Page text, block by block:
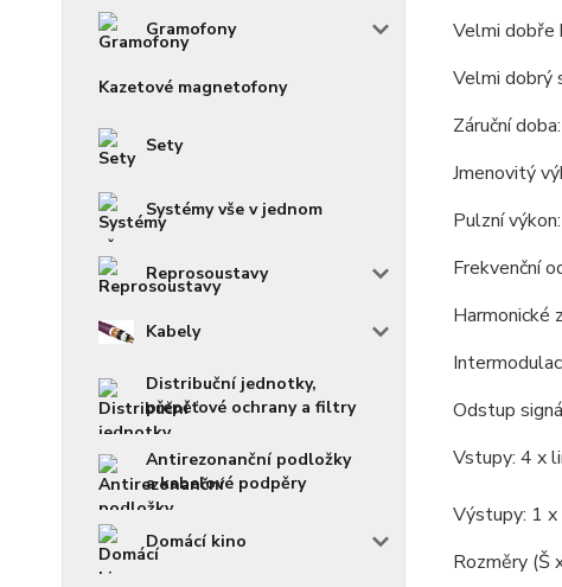
Gramofony
Kazetové magnetofony
Sety
Systémy vše v jednom
Reprosoustavy
Kabely
Distribuční jednotky,
přepěťové ochrany a filtry
Antirezonanční podložky
a kabelové podpěry
Domácí kino
Velmi dobře
Velmi dobrý
Záruční
Jmenovitý
Pulzní
Frekvenční
Harmonické
Odstup
Vstupy: 4 x
Výstupy: 1 x
Rozměry (Š